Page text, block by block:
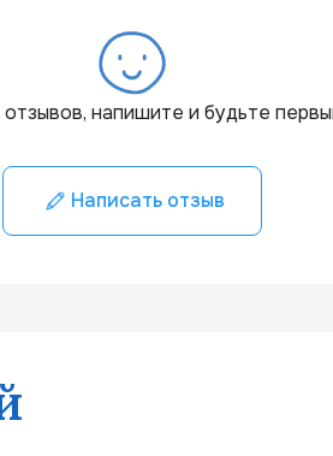
напишите и будьте
Написать отзыв